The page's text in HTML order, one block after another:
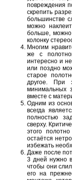
повреждения
скрепить
большинстве
можно
больше, можно
колонку
Многим
же с
интересно и
или поздно
старое
другое. При
минимальных
вместе с
Одним из
всегда
полностью
сверху.
этого
остаётся
избежать
Даже после
3 дней нужно
чтобы они
его на